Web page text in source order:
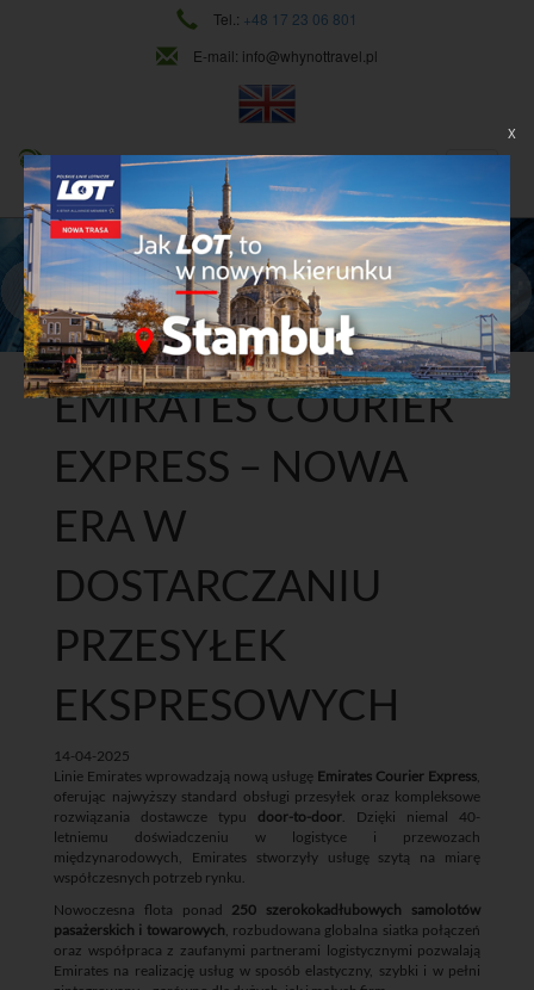
Tel.: +48 17 23 06 801
E-mail: info@whynottravel.pl
NAJWYŻSZY POZIOM USŁUG
CIĄGŁY ROZWÓJ
Dowiedz się więcej
EMIRATES COURIER
EXPRESS – NOWA
ERA W
DOSTARCZANIU
PRZESYŁEK
EKSPRESOWYCH
14-04-2025
Linie Emirates wprowadzają nową usługę Emirates Courier Express,
oferując najwyższy standard obsługi przesyłek oraz kompleksowe
rozwiązania dostawcze typu door-to-door. Dzięki niemal 40-
letniemu doświadczeniu w logistyce i przewozach
międzynarodowych, Emirates stworzyły usługę szytą na miarę
współczesnych potrzeb rynku.
Nowoczesna flota ponad 250 szerokokadłubowych samolotów
pasażerskich i towarowych, rozbudowana globalna siatka połączeń
oraz współpraca z zaufanymi partnerami logistycznymi pozwalają
Emirates na realizację usług w sposób elastyczny, szybki i w pełni
X